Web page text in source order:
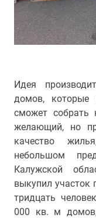
Идея
домов, которые
сможет собрать
желающий, но
качество
небольшом
Калужской
выкупил участок
тридцать
000 кв. м домов,